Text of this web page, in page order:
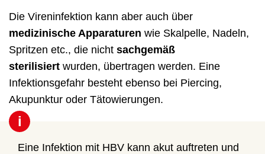
Die Vireninfektion kann aber auch über
medizinische Apparaturen wie Skalpelle, Nadeln,
Spritzen etc., die nicht sachgemäß
sterilisiert wurden, übertragen werden. Eine
Infektionsgefahr besteht ebenso bei Piercing,
Akupunktur oder Tätowierungen.
i
Eine Infektion mit HBV kann akut auftreten und